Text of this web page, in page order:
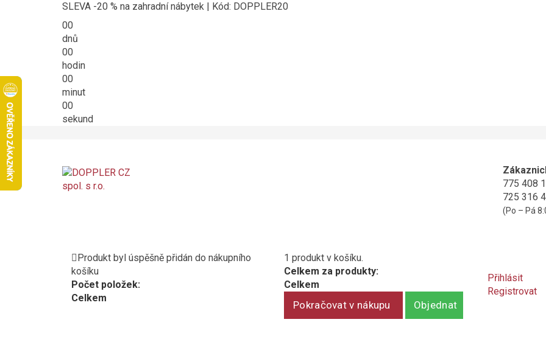
SLEVA -20 % na zahradní nábytek | Kód: DOPPLER20
00
dnů
00
hodin
00
minut
00
sekund
775 408
725 316
(Po – Pá
Produkt byl úspěšně přidán do nákupního
košíku
Počet položek:
Celkem
1 produkt v košíku.
Celkem za produkty:
Celkem
Pokračovat v nákupu Objednat
Přihlásit
Registrovat